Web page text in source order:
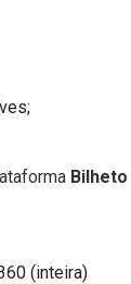
Bilheto
(inteira)